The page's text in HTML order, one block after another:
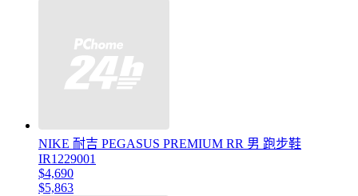
NIKE 耐吉 PEGASUS PREMIUM RR 男 跑步鞋
IR1229001
$4,690
$5,863